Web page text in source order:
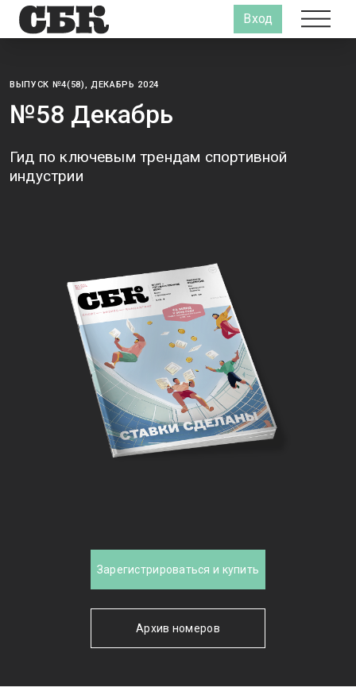
Вход
ВЫПУСК №4(58), ДЕКАБРЬ 2024
№58 Декабрь
Гид по ключевым трендам спортивной
индустрии
Зарегистрироваться и купить
Архив номеров